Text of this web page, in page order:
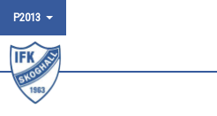
P2013
HEM